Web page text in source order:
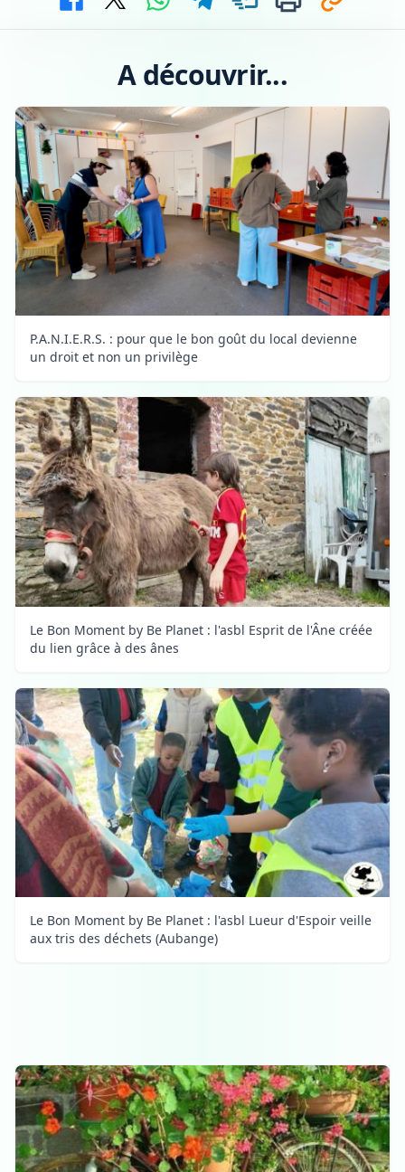
A découvrir...
P.A.N.I.E.R.S. : pour que le bon goût du local devienne
un droit et non un privilège
Le Bon Moment by Be Planet : l'asbl Esprit de l'Âne créée
du lien grâce à des ânes
Le Bon Moment by Be Planet : l'asbl Lueur d'Espoir veille
aux tris des déchets (Aubange)